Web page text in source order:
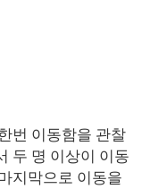
번 이동함을 관찰
두 명 이상이 이동
지막으로 이동을